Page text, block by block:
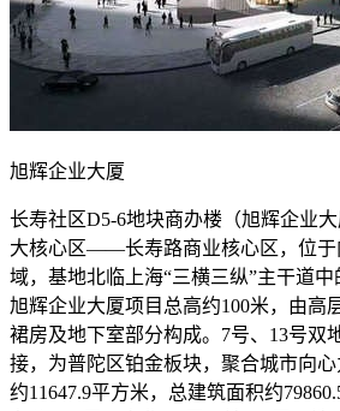
旭辉企业大厦
长寿社区D5-6地块商办楼（旭辉企业
大核心区——长寿路商业核心区，位于
域，基地北临上海“三横三纵”主干道
旭辉企业大厦项目总高约100米，由高
裙房及地下室部分构成。7号、13号双
接，为普陀区铂金板块，聚合城市向
约11647.9平方米，总建筑面积约